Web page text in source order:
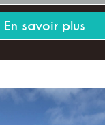
En savoir plus